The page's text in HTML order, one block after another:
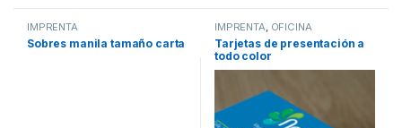
IMPRENTA
Sobres manila tamaño carta
IMPRENTA, OFICINA
Tarjetas de presentación a
todo color